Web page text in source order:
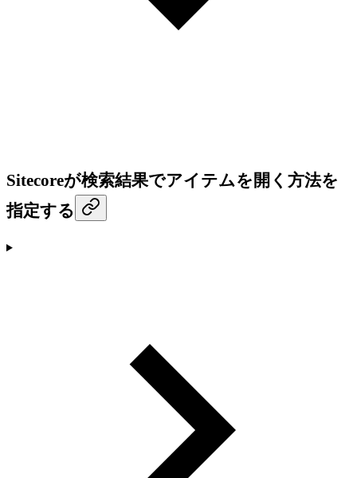
Sitecoreが検索結果でアイテムを開く方法を
指定する